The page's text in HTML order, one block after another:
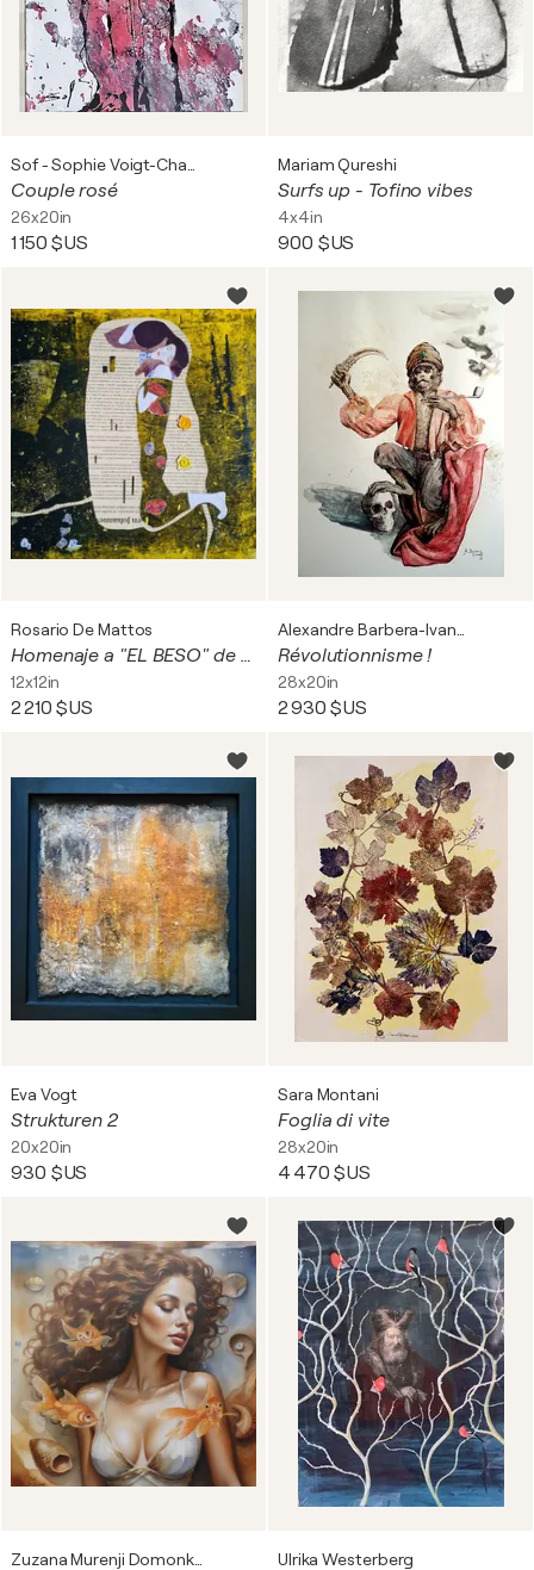
Couple rosé
26x20in
1 150 $US
Mariam Qureshi
Surfs up - Tofino vibes
4x4in
900 $US
Rosario De Mattos
Homenaje a "EL BESO" de Klimt 22 01
12x12in
2 210 $US
Révolutionnisme !
28x20in
2 930 $US
Eva Vogt
Strukturen 2
20x20in
930 $US
Sara Montani
Foglia di vite
28x20in
4 470 $US
Zuzana Murenji Domonkos Ulrika Westerberg